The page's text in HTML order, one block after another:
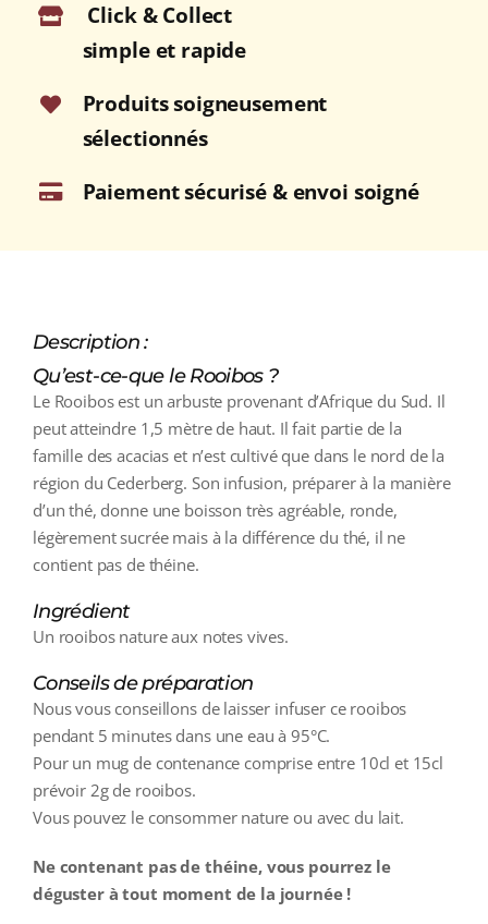
Click & Collect
simple et rapide
Produits soigneusement
sélectionnés
Paiement sécurisé & envoi soigné
Description :
Qu’est-ce-que le Rooibos ?
Le Rooibos est un arbuste provenant d’Afrique du Sud. Il
peut atteindre 1,5 mètre de haut. Il fait partie de la
famille des acacias et n’est cultivé que dans le nord de la
région du Cederberg. Son infusion, préparer à la manière
d’un thé, donne une boisson très agréable, ronde,
légèrement sucrée mais à la différence du thé, il ne
contient pas de théine.
Ingrédient
Un rooibos nature aux notes vives.
Conseils de préparation
Nous vous conseillons de laisser infuser ce rooibos
pendant 5 minutes dans une eau à 95°C.
Pour un mug de contenance comprise entre 10cl et 15cl
prévoir 2g de rooibos.
Vous pouvez le consommer nature ou avec du lait.
Ne contenant pas de théine, vous pourrez le
déguster à tout moment de la journée !